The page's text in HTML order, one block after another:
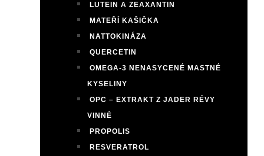
LUTEIN A ZEAXANTIN
MATEŘÍ KAŠIČKA
NATTOKINÁZA
QUERCETIN
OMEGA-3 NENASYCENÉ MASTNÉ
KYSELINY
OPC – EXTRAKT Z JADER RÉVY
VINNÉ
PROPOLIS
RESVERATROL